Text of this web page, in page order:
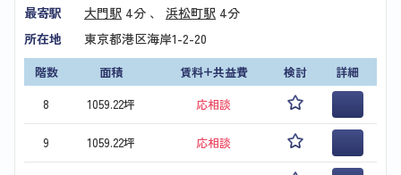
最寄駅
大門駅 4分 、 浜松町駅 4分
所在地
東京都港区海岸1-2-20
階数 面積 賃料+共益費 検討
詳細
8
1059.22坪 応相談
9 1059.22坪 応相談